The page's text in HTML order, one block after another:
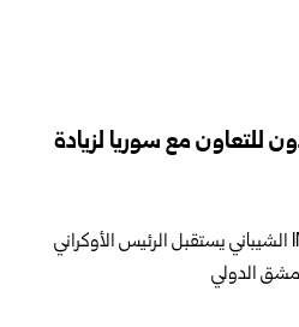
للتعاون مع سوريا لزيادة